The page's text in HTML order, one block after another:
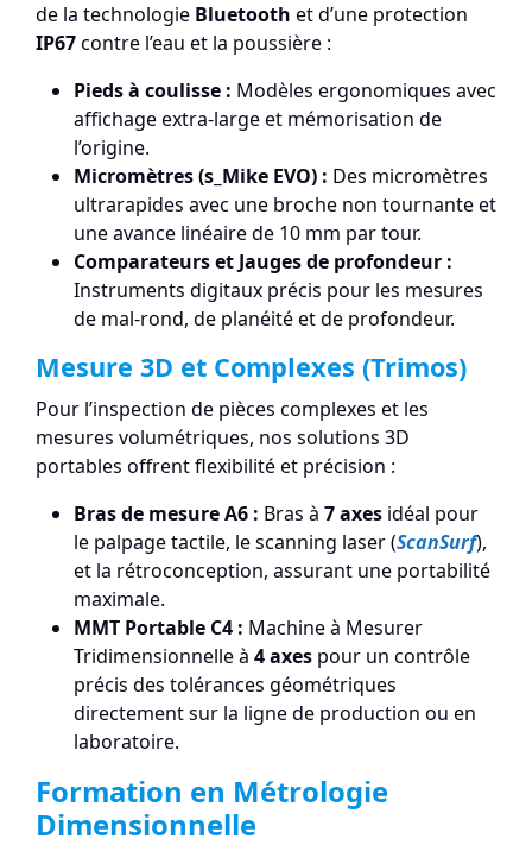
de la technologie Bluetooth et d’une protection
IP67contre l’eau et la poussière :
Pieds à coulisse : Modèles ergonomiques avec
affichage extra-large et mémorisation de
l’origine.
Micromètres (s_Mike EVO) : Des micromètres
ultrarapides avec une broche non tournante et
une avance linéaire de 10 mm par tour.
Comparateurs et Jauges de profondeur :
Instruments digitaux précis pour les mesures
de mal-rond, de planéité et de profondeur.
Mesure 3D et Complexes (Trimos)
Pour l’inspection de pièces complexes et les
mesures volumétriques, nos solutions 3D
portables offrent flexibilité et précision :
Bras de mesure A6 : Bras à 7 axes idéal pour
le palpage tactile, le scanning laser (ScanSurf),
et la rétroconception, assurant une portabilité
maximale.
MMT Portable C4 : Machine à Mesurer
Tridimensionnelle à 4 axes pour un contrôle
précis des tolérances géométriques
directement sur la ligne de production ou en
laboratoire.
Formation en Métrologie
Dimensionnelle